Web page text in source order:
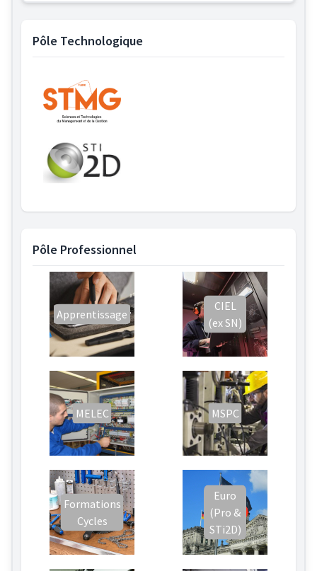
Pôle Technologique
Pôle Professionnel
Apprentissage
CIEL
(ex SN)
MELEC MSPC
Formations
Cycles
Euro
(Pro &
STi2D)